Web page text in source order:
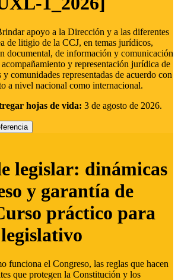
apoyo a la Dirección y a las diferentes
de litigio de la CCJ, en temas jurídicos,
documental, de información y comunicación
y representación jurídica de
comunidades representadas de acuerdo con
a nivel nacional como internacional.
hojas de vida: 3 de agosto de 2026.
legislar: dinámicas
y garantía de
práctico para
funciona el Congreso, las reglas que hacen
que protegen la Constitución y los